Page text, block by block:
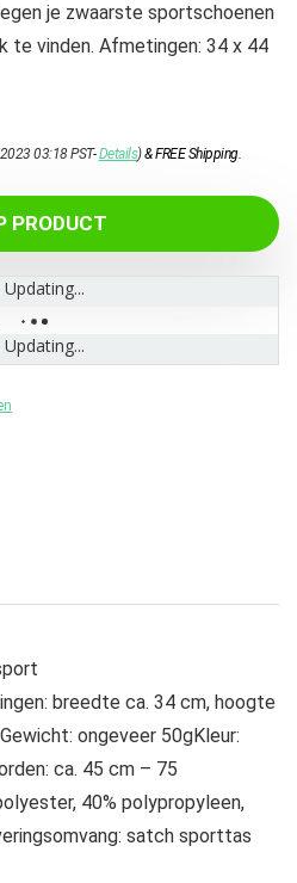
je zwaarste sportschoenen
te vinden. Afmetingen: 34 x 44
03:18 PST-Details)&FREE Shipping.
PRODUCT
Updating...
Updating...
breedte ca. 34 cm, hoogte
ongeveer 50gKleur:
ca. 45 cm – 75
40% polypropyleen,
satch sporttas